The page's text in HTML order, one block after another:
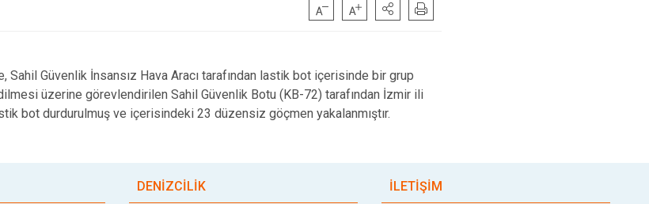
Sahil Güvenlik İnsansız Hava Aracı tarafından lastik bot içerisinde bir grup
üzerine görevlendirilen Sahil Güvenlik Botu (KB-72) tarafından İzmir ili
bot durdurulmuş ve içerisindeki 23 düzensiz göçmen yakalanmıştır.
DENİZCİLİK İLETİŞİM